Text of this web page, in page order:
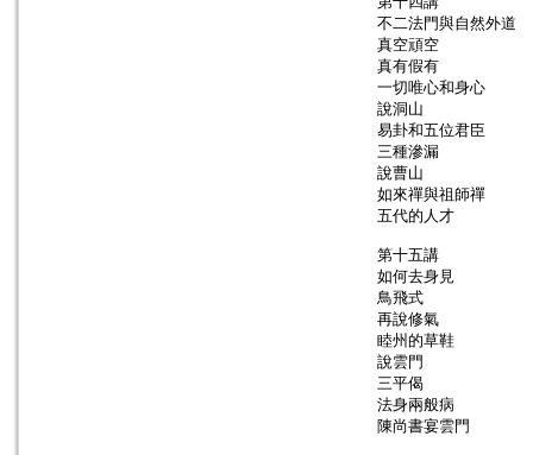
不二法門與自然外道
真空頑空
真有假有
一切唯心和身心
說洞山
易卦和五位君臣
三種滲漏
說曹山
如來禪與祖師禪
五代的人才
第十五講
如何去身見
鳥飛式
再說修氣
睦州的草鞋
說雲門
三平偈
法身兩般病
陳尚書宴雲門